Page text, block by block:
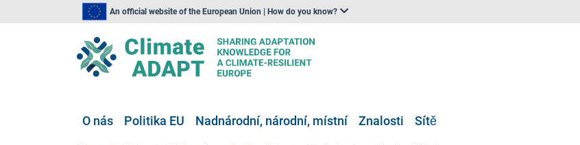
An official website of the European Union | How do you know?
O nás Politika EU Nadnárodní, národní, místní Znalosti Sítě